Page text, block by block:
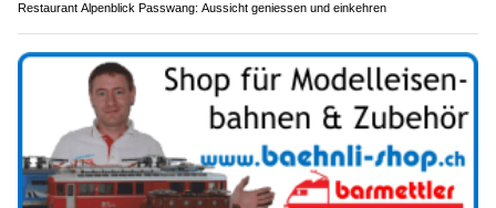
Restaurant Alpenblick Passwang: Aussicht geniessen und einkehren